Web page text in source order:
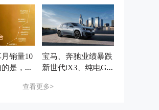
贵的坑，没人提前告
诉你
销量10
是，它
宝马、奔驰业绩暴跌
新世代iX3、纯电GL
查看更多>